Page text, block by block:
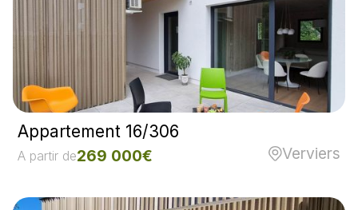
Appartement 16/306
A partir de269 000€ Verviers